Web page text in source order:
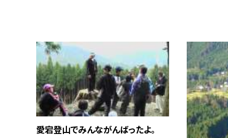
愛宕登山でみんながんばったよ。